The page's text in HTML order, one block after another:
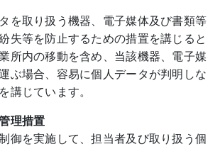
を取り扱う機器、電子媒体及び書類等
失等を防止するための措置を講じると
所内の移動を含め、当該機器、電子媒
ぶ場合、容易に個人データが判明しな
講じています。
理措置
御を実施して、担当者及び取り扱う個